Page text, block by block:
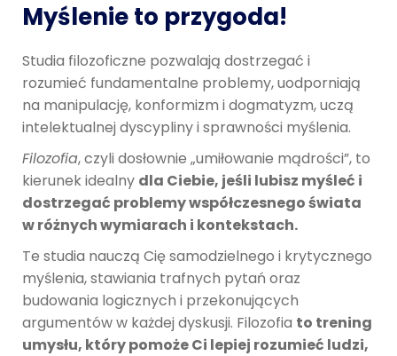
Myślenie to przygoda!
Studia filozoficzne pozwalają dostrzegać i
rozumieć fundamentalne problemy, uodporniają
na manipulację, konformizm i dogmatyzm, uczą
intelektualnej dyscypliny i sprawności myślenia.
Filozofia, czyli dosłownie „umiłowanie mądrości”, to
kierunek idealny dla Ciebie, jeśli lubisz myśleć i
dostrzegać problemy współczesnego świata
w różnych wymiarach i kontekstach.
Te studia nauczą Cię samodzielnego i krytycznego
myślenia, stawiania trafnych pytań oraz
budowania logicznych i przekonujących
argumentów w każdej dyskusji. Filozofia to trening
umysłu, który pomoże Ci lepiej rozumieć ludzi,